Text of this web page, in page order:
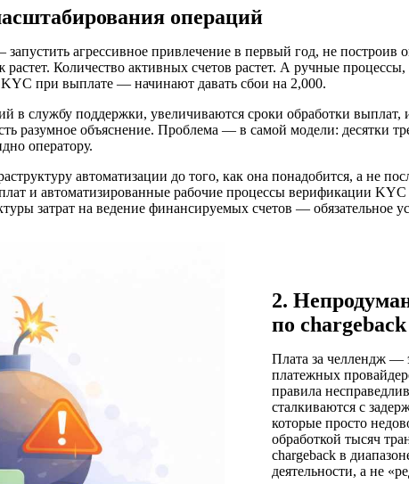
операций
агрессивное привлечение в первый год, не построив
Количество активных счетов растет. А ручные
при выплате — начинают давать сбои на 2,000.
в службу поддержки, увеличиваются сроки обработки
разумное объяснение. Проблема — в самой модели: десятки
оператору.
автоматизации до того, как она понадобится, а не
и автоматизированные рабочие процессы верификации
затрат на ведение финансируемых счетов — обязательное
2.
по chargeback
Плата за челлендж —
платежных
правила
сталкиваются с
которые просто
обработкой тысяч
chargeback в
деятельности, а не